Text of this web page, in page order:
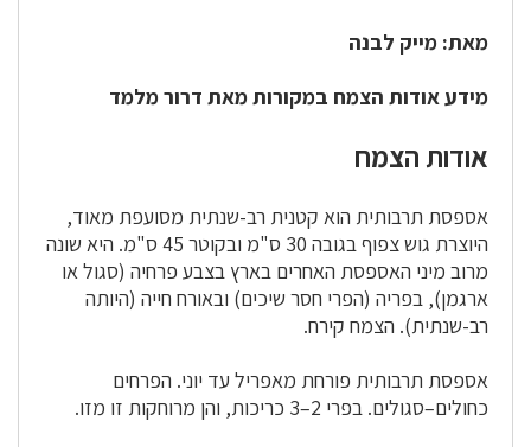
מאת: מייק לבנה
מידע אודות הצמח במקורות מאת דרור מלמד
אודות הצמח
אספסת תרבותית הוא קטנית רב-שנתית מסועפת מאוד,
היוצרת גוש צפוף בגובה 30 ס"מ ובקוטר 45 ס"מ. היא שונה
מרוב מיני האספסת האחרים בארץ בצבע פרחיה (סגול או
ארגמן), בפריה (הפרי חסר שיכים) ובאורח חייה (היותה
רב-שנתית). הצמח קירח.
אספסת תרבותית פורחת מאפריל עד יוני. הפרחים
כחולים–סגולים. בפרי 2–3 כריכות, והן מרוחקות זו מזו.